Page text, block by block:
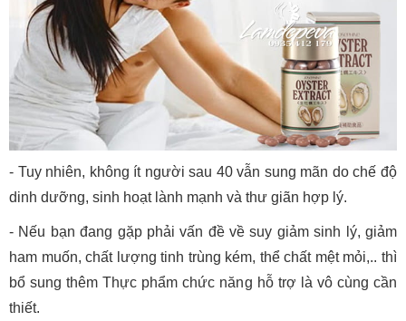
- Tuy nhiên, không ít người sau 40 vẫn sung mãn do chế độ
dinh dưỡng, sinh hoạt lành mạnh và thư giãn hợp lý.
- Nếu bạn đang gặp phải vấn đề về suy giảm sinh lý, giảm
ham muốn, chất lượng tinh trùng kém, thể chất mệt mỏi,.. thì
bổ sung thêm Thực phẩm chức năng hỗ trợ là vô cùng cần
thiết.